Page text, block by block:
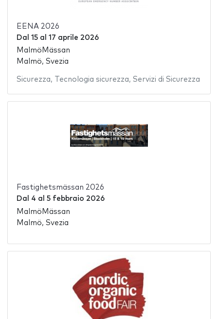
EENA 2026
Dal 15al 17 aprile 2026
MalmöMässan
Malmö, Svezia
Sicurezza, Tecnologia sicurezza, Servizi di Sicurezza
Fastighetsmässan 2026
Dal 4 al 5 febbraio 2026
MalmöMässan
Malmö, Svezia